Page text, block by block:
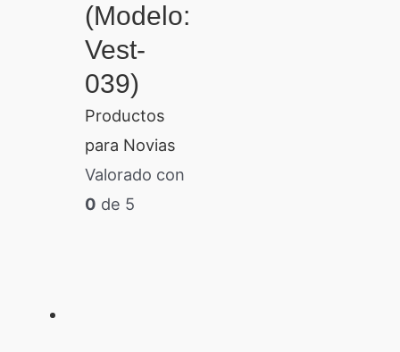
(Modelo:
Vest-
039)
Productos
para Novias
Valorado con
0 de 5